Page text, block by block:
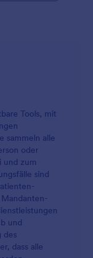
Tools, mit
sammeln alle
oder
und zum
sind
Mandanten­
und
des
dass alle